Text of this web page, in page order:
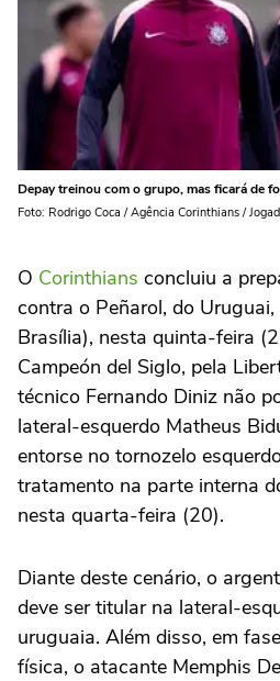
Depay treinou com o grupo, mas ficará de
Foto: Rodrigo Coca / Agência Corinthians /
O Corinthians concluiu a
contra o Peñarol, do
Brasília), nesta quinta-feira
Campeón del Siglo, pela
técnico Fernando Diniz não
lateral-esquerdo Matheus
entorse no tornozelo
tratamento na parte interna
nesta quarta-feira (20).
Diante deste cenário, o
deve ser titular na lateral-
uruguaia. Além disso, em
física, o atacante Memphis